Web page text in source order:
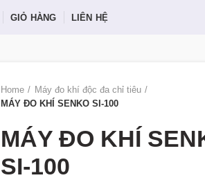
GIỎ HÀNG LIÊN HỆ
Home
Máy đo khí độc đa chỉ tiêu
MÁY ĐO KHÍ SENKO SI-100
MÁY ĐO KHÍ
SI-100